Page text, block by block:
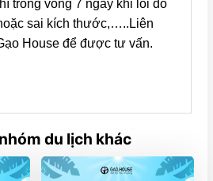
trong vòng 7 ngày khi lỗi do
sai kích thước,…..Liên
House để được tư vấn.
du lịch khác